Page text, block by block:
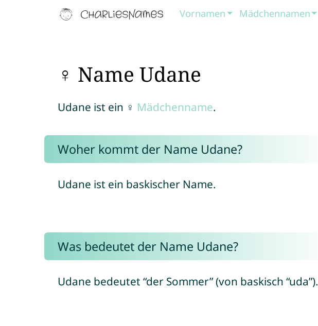
Vornamen Mädchennamen
♀ Name Udane
Udane ist ein ♀ Mädchenname.
Woher kommt der Name Udane?
Udane ist ein baskischer Name.
Was bedeutet der Name Udane?
Udane bedeutet “der Sommer” (von baskisch “uda”).